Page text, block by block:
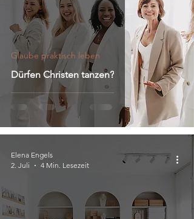
Dürfen Christen tanzen?
Glaube praktisch leben
Elena Engels
2. Juli
4 Min. Lesezeit